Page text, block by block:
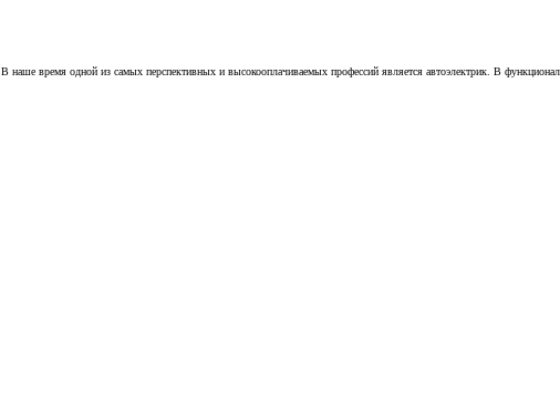
В наше время одной из самых перспективных и высокооплачиваемых профессий является автоэлектрик. В